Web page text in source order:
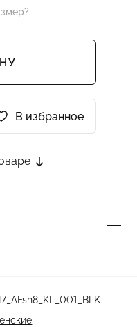
В избранное